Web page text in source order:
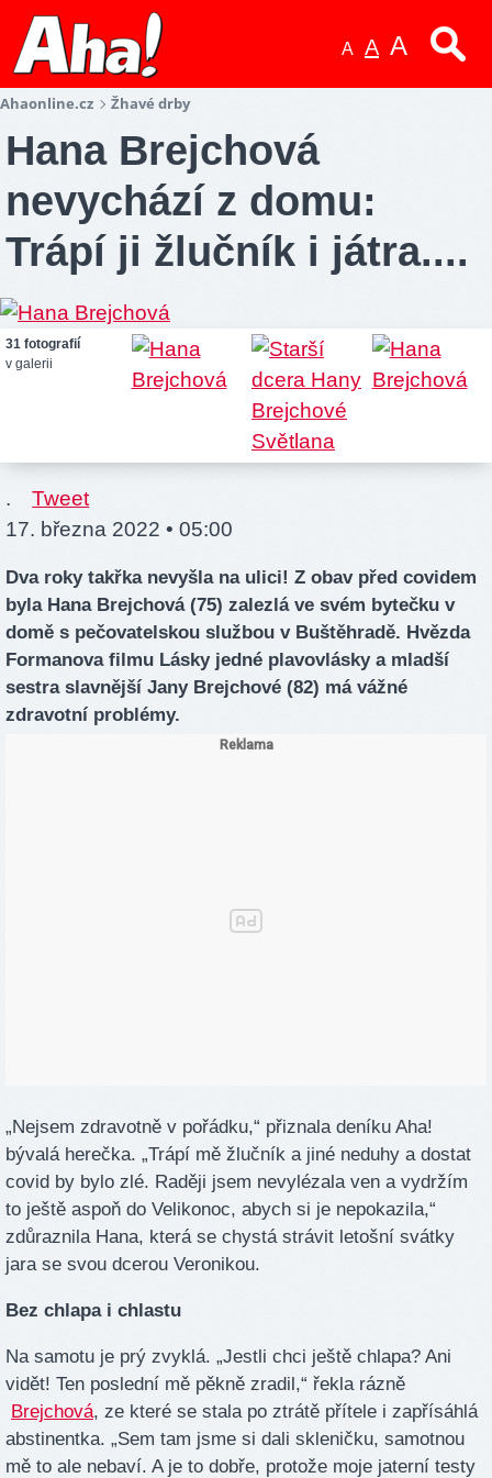
A A A
Ahaonline.cz Žhavé drby
Hana Brejchová
nevychází z domu:
Trápí ji žlučník i játra....
31 fotografií
v galerii
.
Tweet
17. března 2022 • 05:00
Dva roky takřka nevyšla na ulici! Z obav před covidem
byla Hana Brejchová (75) zalezlá ve svém bytečku v
domě s pečovatelskou službou v Buštěhradě. Hvězda
Formanova filmu Lásky jedné plavovlásky a mladší
sestra slavnější Jany Brejchové (82) má vážné
zdravotní problémy.
„Nejsem zdravotně v pořádku,“ přiznala deníku Aha!
bývalá herečka. „Trápí mě žlučník a jiné neduhy a dostat
covid by bylo zlé. Raději jsem nevylézala ven a vydržím
to ještě aspoň do Velikonoc, abych si je nepokazila,“
zdůraznila Hana, která se chystá strávit letošní svátky
jara se svou dcerou Veronikou.
Bez chlapa i chlastu
Na samotu je prý zvyklá. „Jestli chci ještě chlapa? Ani
vidět! Ten poslední mě pěkně zradil,“ řekla rázně
Brejchová, ze které se stala po ztrátě přítele i zapřísáhlá
abstinentka. „Sem tam jsme si dali skleničku, samotnou
mě to ale nebaví. A je to dobře, protože moje jaterní testy